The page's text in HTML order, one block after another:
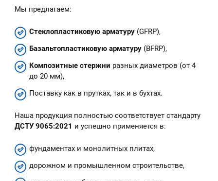
Мы предлагаем:
Стеклопластиковую арматуру (GFRP),
Базальтопластиковую арматуру (BFRP),
Композитные стержни разных диаметров (от 4
до 20 мм),
Поставку как в прутках, так и в бухтах.
Наша продукция полностью соответствует стандарту
ДСТУ 9065:2021 и успешно применяется в:
фундаментах и монолитных плитах,
дорожном и промышленном строительстве,